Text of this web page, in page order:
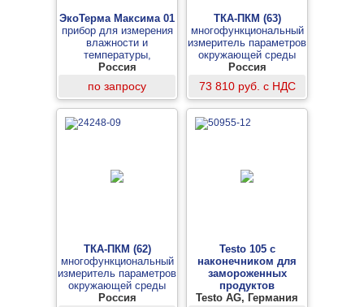
ЭкоТерма Максима 01
прибор для измерения
влажности и
температуры,
анемометр, барометр
Россия
по запросу
ТКА-ПКМ (63)
многофункциональный
измеритель параметров
окружающей среды
Россия
73 810 руб. с НДС
ТКА-ПКМ (62)
многофункциональный
измеритель параметров
окружающей среды
Россия
Testo 105 с
наконечником для
замороженных
продуктов
цифровой термометр
Testo AG, Германия